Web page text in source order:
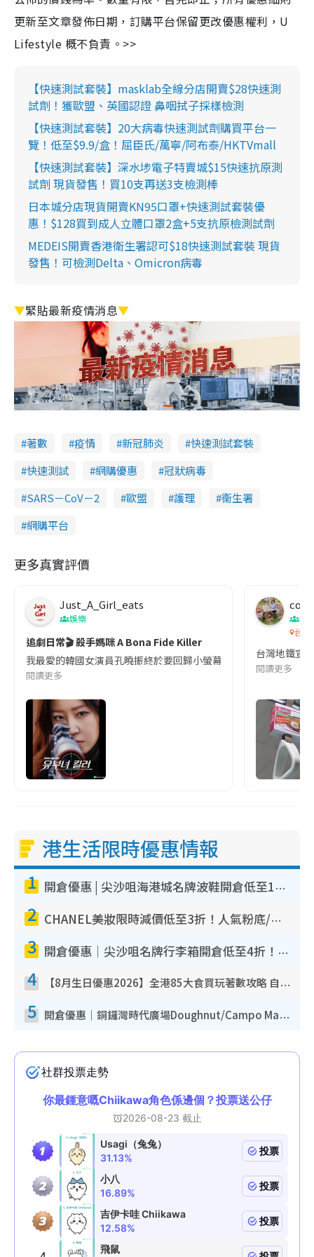
更新至文章發佈日期，訂購平台保留更改優惠權利，U
Lifestyle 概不負責。>>
【快速測試套裝】masklab全線分店開賣$28快速測
試劑！獲歐盟、英國認證 鼻咽拭子採樣檢測
【快速測試套裝】20大病毒快速測試劑購買平台一
覽！低至$9.9/盒！屈臣氏/萬寧/阿布泰/HKTVmall
【快速測試套裝】深水埗電子特賣城$15快速抗原測
試劑 現貨發售！買10支再送3支檢測棒
日本城分店現貨開賣KN95口罩+快速測試套裝優
惠！$128買到成人立體口罩2盒+5支抗原檢測試劑
MEDEIS開賣香港衛生署認可$18快速測試套裝 現貨
發售！可檢測Delta、Omicron病毒
▼緊貼最新疫情消息▼
著數 疫情 新冠肺炎
快速測試套裝
快速測試
網購優惠
冠狀病毒
SARS－CoV－2
歐盟 護理
衞生署
網購平台
更多真實評價
Just_A_Girl_eats
娛樂
追劇日常🎬 殺手媽咪 A Bona Fide Killer
我最愛的韓國女演員孔曉振終於要回歸小螢幕啦!這次的劇本改編
閱讀更多
co
吹
台灣
台灣地鐵宣
閱讀更多
港生活限時優惠情報
1 開倉優惠 | 尖沙咀海港城名牌波鞋開倉低至1折！On鞋$899起／Joy&Peace鞋履$98起
2 CHANEL美妝限時減價低至3折！人氣粉底/唇膏/精華液低至$275！COCO香水都有平
3 開倉優惠｜尖沙咀名牌行李箱開倉低至4折！一連5日 American Tourister/ace./Hallmark $200起！
4 【8月生日優惠2026】全港85大食買玩著數攻略 自助餐/火鍋放題同行免費＋誠品/DONKI送現金券
5 開倉優惠｜銅鑼灣時代廣場Doughnut/Campo Marzio開倉低至1折！背囊、書包、手袋劈價$200起